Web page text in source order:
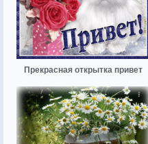
Прекрасная открытка привет